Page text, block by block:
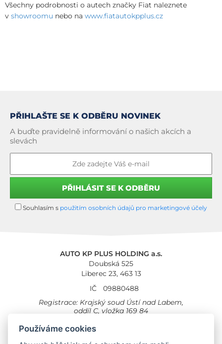
Všechny podrobnosti o autech značky Fiat naleznete
v showroomu nebo na www.fiatautokpplus.cz
PŘIHLAŠTE SE K ODBĚRU NOVINEK
A buďte pravidelně informování o našich akcích a
slevách
Souhlasím s použitím osobních údajů pro marketingové účely
AUTO KP PLUS HOLDING a.s.
Doubská 525
Liberec 23, 463 13
IČ
09880488
Registrace: Krajský soud Ústí nad Labem,
oddíl C, vložka 169 84
Cookies Všeobecné obchodní podmínky
Používáme cookies